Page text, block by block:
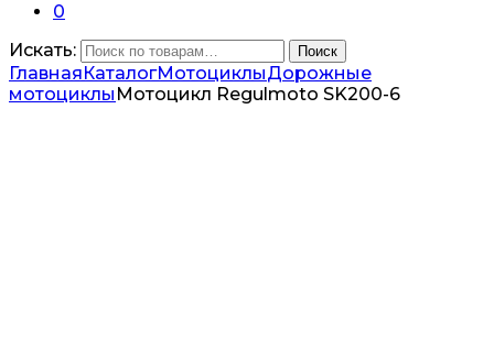
0
Искать:
Поиск
ГлавнаяКаталогМотоциклыДорожные
мотоциклы Мотоцикл Regulmoto SK200-6